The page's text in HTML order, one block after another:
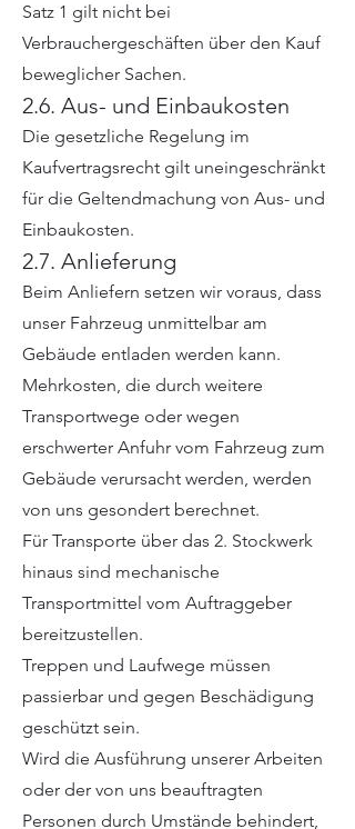
Satz 1 gilt nicht bei
Verbrauchergeschäften über den Kauf
beweglicher Sachen.
2.6. Aus- und Einbaukosten
Die gesetzliche Regelung im
Kaufvertragsrecht gilt uneingeschränkt
für die Geltendmachung von Aus- und
Einbaukosten.
2.7. Anlieferung
Beim Anliefern setzen wir voraus, dass
unser Fahrzeug unmittelbar am
Gebäude entladen werden kann.
Mehrkosten, die durch weitere
Transportwege oder wegen
erschwerter Anfuhr vom Fahrzeug zum
Gebäude verursacht werden, werden
von uns gesondert berechnet.
Für Transporte über das 2. Stockwerk
hinaus sind mechanische
Transportmittel vom Auftraggeber
bereitzustellen.
Treppen und Laufwege müssen
passierbar und gegen Beschädigung
geschützt sein.
Wird die Ausführung unserer Arbeiten
oder der von uns beauftragten
Personen durch Umstände behindert,